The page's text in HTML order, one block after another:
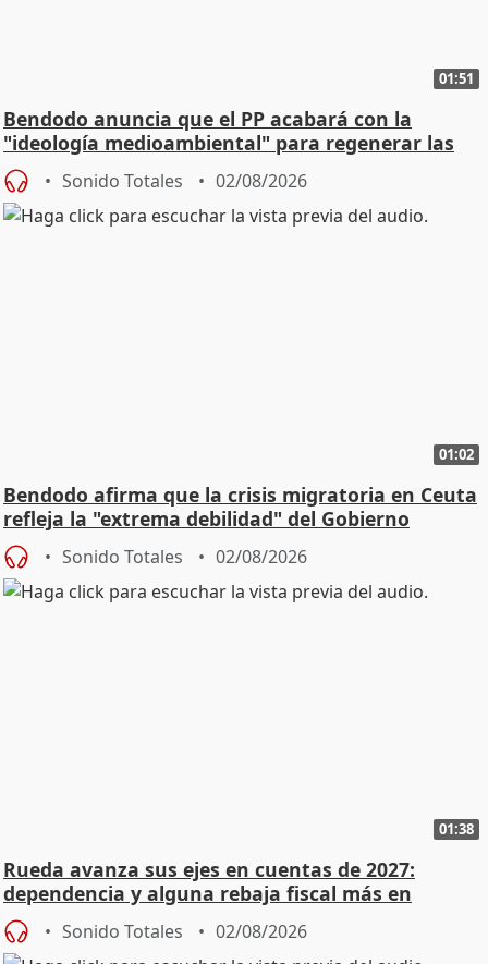
01:51
Bendodo anuncia que el PP acabará con la
"ideología medioambiental" para regenerar las
playas
Sonido Totales 02/08/2026
01:02
Bendodo afirma que la crisis migratoria en Ceuta
refleja la "extrema debilidad" del Gobierno
Sonido Totales 02/08/2026
01:38
Rueda avanza sus ejes en cuentas de 2027:
dependencia y alguna rebaja fiscal más en
vivienda
Sonido Totales 02/08/2026